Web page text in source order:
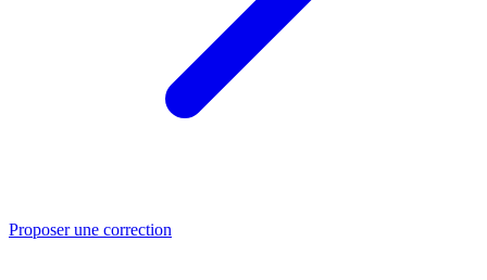
Proposer une correction